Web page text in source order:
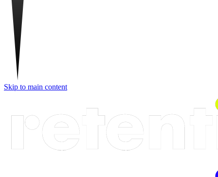
Skip to main content